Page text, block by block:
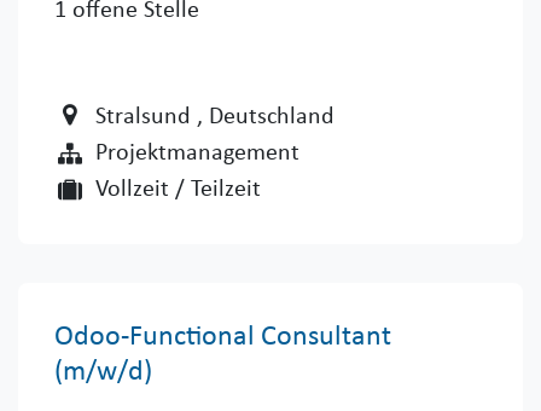
1 offene Stelle
Stralsund , Deutschland
Projektmanagement
Vollzeit / Teilzeit
Odoo-Functional Consultant
(m/w/d)